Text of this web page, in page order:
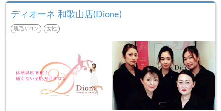
ディオーネ 和歌山店(Dione)
脱毛サロン 女性